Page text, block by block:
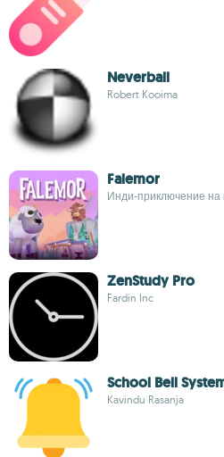
Neverball
Robert Kooima
Falemor
Инди-приключение
ZenStudy Pro
Fardin Inc
School Bell
Kavindu Rasanja